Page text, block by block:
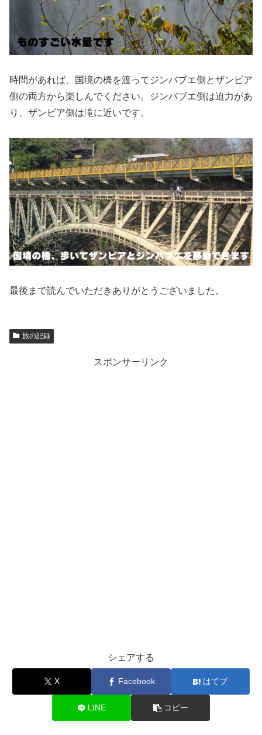
時間があれば、国境の橋を渡ってジンバブエ側とザンビア
側の両方から楽しんでください。ジンバブエ側は迫力があ
り、ザンビア側は滝に近いです。
最後まで読んでいただきありがとうございました。
旅の記録
スポンサーリンク
シェアする
X Facebook はてブ
LINE コピー